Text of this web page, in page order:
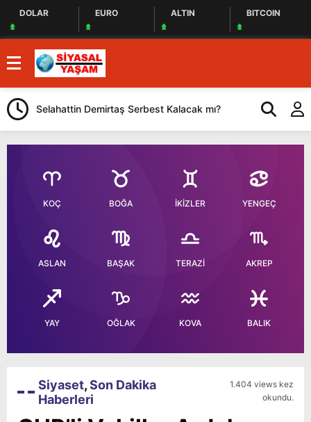
DOLAR EURO ALTIN BITCOIN
Selahattin Demirtaş Serbest Kalacak mı?
YENİ Parti
Önemli
KOÇ BOĞA İKİZLER YENGEÇ
ASLAN BAŞAK TERAZİ AKREP
YAY OĞLAK KOVA BALIK
Siyaset,Son Dakika
Haberleri
1.404 views kez
okundu.